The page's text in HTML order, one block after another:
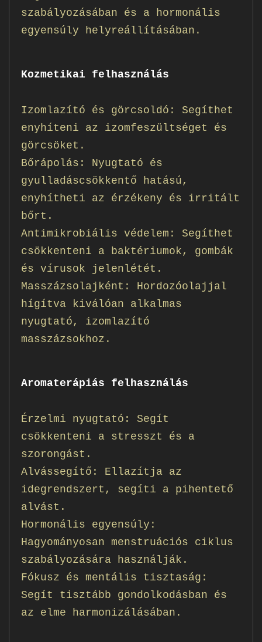
szabályozásában és a hormonális
egyensúly helyreállításában.
Kozmetikai felhasználás
Izomlazító és görcsoldó: Segíthet
enyhíteni az izomfeszültséget és
görcsöket.
Bőrápolás: Nyugtató és
gyulladáscsökkentő hatású,
enyhítheti az érzékeny és irritált
bőrt.
Antimikrobiális védelem: Segíthet
csökkenteni a baktériumok, gombák
és vírusok jelenlétét.
Masszázsolajként: Hordozóolajjal
hígítva kiválóan alkalmas
nyugtató, izomlazító
masszázsokhoz.
Aromaterápiás felhasználás
Érzelmi nyugtató: Segít
csökkenteni a stresszt és a
szorongást.
Alvássegítő: Ellazítja az
idegrendszert, segíti a pihentető
alvást.
Hormonális egyensúly:
Hagyományosan menstruációs ciklus
szabályozására használják.
Fókusz és mentális tisztaság:
Segít tisztább gondolkodásban és
az elme harmonizálásában.